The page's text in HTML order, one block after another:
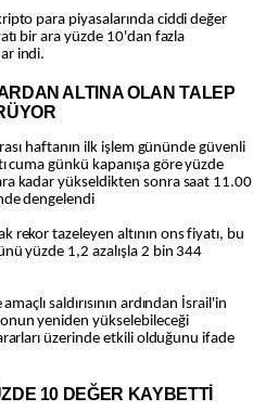
para piyasalarında ciddi değer
bir ara yüzde 10'dan fazla
indi.
ALTINA OLAN TALEP
haftanın ilk işlem gününde güvenli
cuma günkü kapanışa göre yüzde
kadar yükseldikten sonra saat 11.00
dengelendi
rekor tazeleyen altının ons fiyatı, bu
yüzde 1,2 azalışla 2 bin 344
saldırısının ardından İsrail'in
yeniden yükselebileceği
üzerinde etkili olduğunu ifade
10 DEĞER KAYBETTİ